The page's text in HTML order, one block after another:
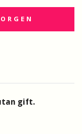
gift.